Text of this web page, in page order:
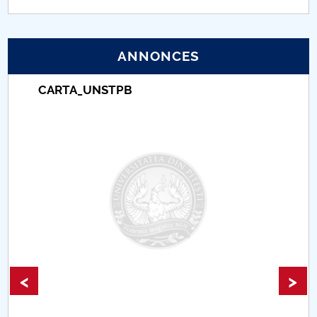
Proiect (PRIM STUD)
Proiect SU-ETIC
Université pour la communauté
Comisie de etica unversitară
Evenimente CUP
ANNONCES
CARTA_UNSTPB
< >